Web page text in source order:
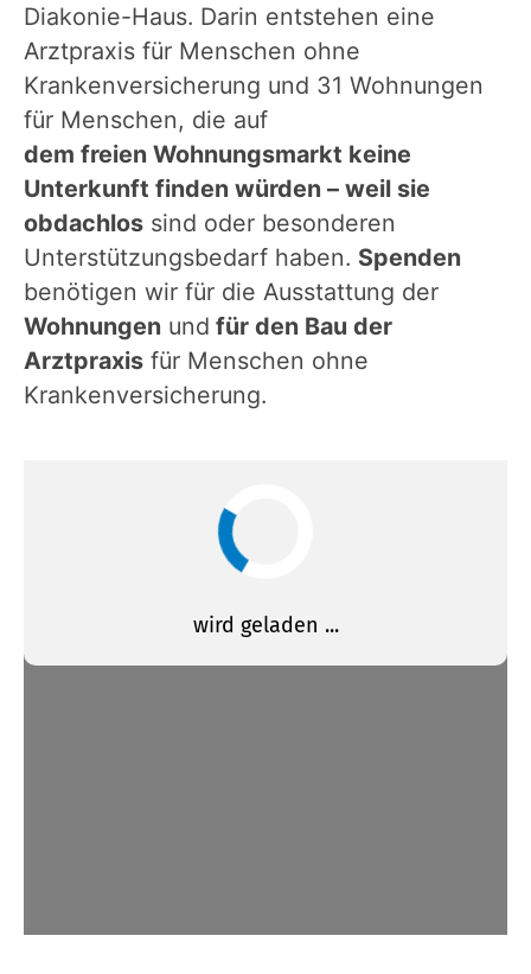
Diakonie-Haus. Darin entstehen eine
Arztpraxis für Menschen ohne
Krankenversicherung und 31 Wohnungen
für Menschen, die auf
dem freien Wohnungsmarkt keine
Unterkunft finden würden – weil sie
obdachlos sind oder besonderen
Unterstützungsbedarf haben. Spenden
benötigen wir für die Ausstattung der
Wohnungen und für den Bau der
Arztpraxis für Menschen ohne
Krankenversicherung.